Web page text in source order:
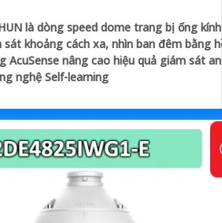
là dòng speed dome trang bị ống
sát khoảng cách xa, nhìn ban đêm bằng
AcuSense nâng cao hiệu quả giám sát
nghệ Self-learning